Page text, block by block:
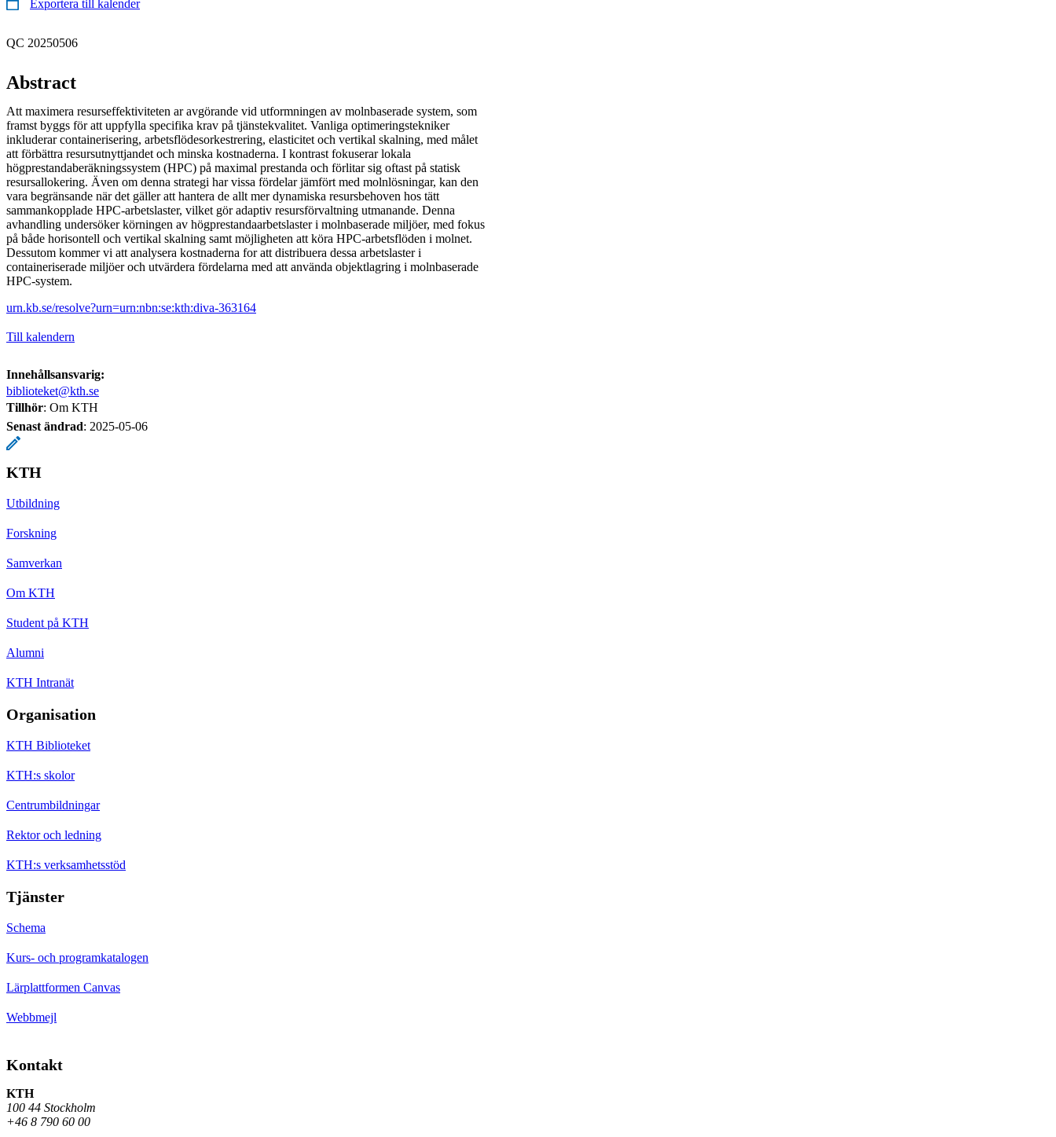
Exportera till kalender
QC 20250506
Abstract
Att maximera resurseffektiviteten ar avgörande vid utformningen av molnbaserade system, som
framst byggs för att uppfylla specifika krav på tjänstekvalitet. Vanliga optimeringstekniker
inkluderar containerisering, arbetsflödesorkestrering, elasticitet och vertikal skalning, med målet
att förbättra resursutnyttjandet och minska kostnaderna. I kontrast fokuserar lokala
högprestandaberäkningssystem (HPC) på maximal prestanda och förlitar sig oftast på statisk
resursallokering. Även om denna strategi har vissa fördelar jämfört med molnlösningar, kan den
vara begränsande när det gäller att hantera de allt mer dynamiska resursbehoven hos tätt
sammankopplade HPC-arbetslaster, vilket gör adaptiv resursförvaltning utmanande. Denna
avhandling undersöker körningen av högprestandaarbetslaster i molnbaserade miljöer, med fokus
på både horisontell och vertikal skalning samt möjligheten att köra HPC-arbetsflöden i molnet.
Dessutom kommer vi att analysera kostnaderna for att distribuera dessa arbetslaster i
containeriserade miljöer och utvärdera fördelarna med att använda objektlagring i molnbaserade
HPC-system.
urn.kb.se/resolve?urn=urn:nbn:se:kth:diva-363164
Till kalendern
Innehållsansvarig:
biblioteket@kth.se
Tillhör: Om KTH
Senast ändrad: 2025-05-06
KTH
Utbildning
Forskning
Samverkan
Om KTH
Student på KTH
Alumni
KTH Intranät
Organisation
KTH Biblioteket
KTH:s skolor
Centrumbildningar
Rektor och ledning
KTH:s verksamhetsstöd
Tjänster
Schema
Kurs- och programkatalogen
Lärplattformen Canvas
Webbmejl
Kontakt
KTH
100 44 Stockholm
+46 8 790 60 00